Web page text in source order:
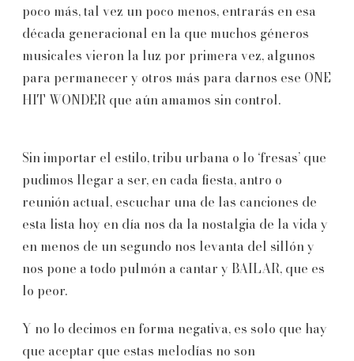
poco más, tal vez un poco menos, entrarás en esa
década generacional en la que muchos géneros
musicales vieron la luz por primera vez, algunos
para permanecer y otros más para darnos ese ONE
HIT WONDER que aún amamos sin control.
Sin importar el estilo, tribu urbana o lo ‘fresas’ que
pudimos llegar a ser, en cada fiesta, antro o
reunión actual, escuchar una de las canciones de
esta lista hoy en día nos da la nostalgia de la vida y
en menos de un segundo nos levanta del sillón y
nos pone a todo pulmón a cantar y BAILAR, que es
lo peor.
Y no lo decimos en forma negativa, es solo que hay
que aceptar que estas melodías no son